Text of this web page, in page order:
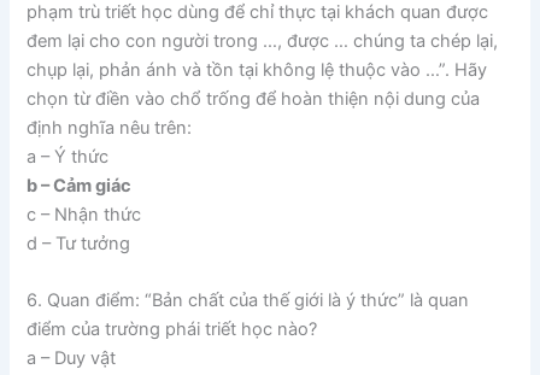
phạm trù triết học dùng để chỉ thực tại khách quan được
đem lại cho con người trong …, được … chúng ta chép lại,
chụp lại, phản ánh và tồn tại không lệ thuộc vào …”. Hãy
chọn từ điền vào chổ trống để hoàn thiện nội dung của
định nghĩa nêu trên:
a – Ý thức
b – Cảm giác
c – Nhận thức
d – Tư tưởng
6. Quan điểm: “Bản chất của thế giới là ý thức” là quan
điểm của trường phái triết học nào?
a – Duy vật